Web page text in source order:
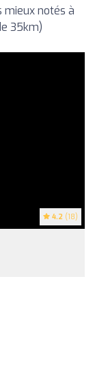
notés à
35km)
4.2 (18)